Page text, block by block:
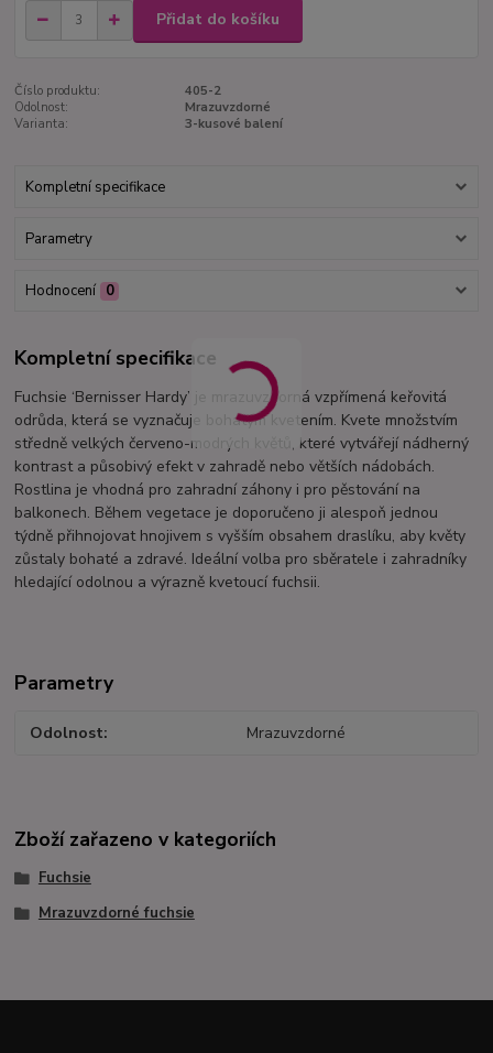
Přidat do košíku
Číslo produktu:
405-2
Odolnost:
Mrazuvzdorné
Varianta:
3-kusové balení
Kompletní specifikace
Parametry
Hodnocení 0
Kompletní specifikace
Fuchsie ‘Bernisser Hardy’ je mrazuvzdorná vzpřímená keřovitá
odrůda, která se vyznačuje bohatým kvetením. Kvete množstvím
středně velkých červeno-modrých květů, které vytvářejí nádherný
kontrast a působivý efekt v zahradě nebo větších nádobách.
Rostlina je vhodná pro zahradní záhony i pro pěstování na
balkonech. Během vegetace je doporučeno ji alespoň jednou
týdně přihnojovat hnojivem s vyšším obsahem draslíku, aby květy
zůstaly bohaté a zdravé. Ideální volba pro sběratele i zahradníky
hledající odolnou a výrazně kvetoucí fuchsii.
Parametry
Odolnost Mrazuvzdorné
Zboží zařazeno v kategoriích
Fuchsie
Mrazuvzdorné fuchsie